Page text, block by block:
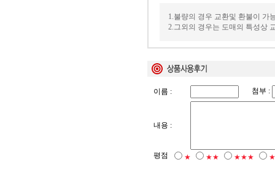
1.불량의 경우 교환및 환불이 가
2.그외의 경우는 도매의 특성상
이름 : 첨부 :
내용 :
평점 ★ ★★ ★★★